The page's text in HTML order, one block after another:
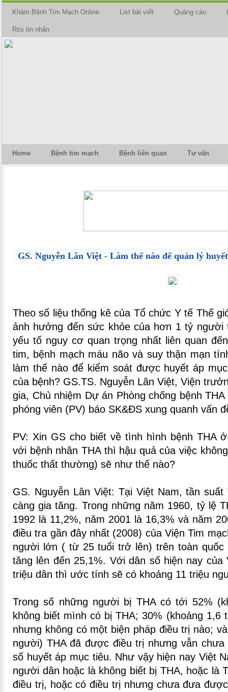
Khám Bệnh Tim Mạch Online List bài viết Quảng cáo
Rss tin nhắn
Home Bệnh tim mạch Bệnh liên quan Tư vấn
GS. Nguyễn Lân Việt - Làm thế nào để quản lý
Theo số liệu thống kê của Tổ chức Y tế Thế
ảnh hưởng đến sức khỏe của hơn 1 tỷ người
yếu tố nguy cơ quan trọng nhất liên quan
tim, bệnh mạch máu não và suy thận mạn
làm thế nào để kiểm soát được huyết áp
của bệnh? GS.TS. Nguyễn Lân Việt, Viện
gia, Chủ nhiệm Dự án Phòng chống bệnh
phóng viên (PV) báo SK&ĐS xung quanh vấn
PV: Xin GS cho biết về tình hình bệnh THA
với bệnh nhân THA thì hậu quả của việc
thuốc thất thường) sẽ như thế nào?
GS. Nguyễn Lân Việt: Tại Việt Nam, tần
càng gia tăng. Trong những năm 1960, tỷ lệ
1992 là 11,2%, năm 2001 là 16,3% và năm
điều tra gần đây nhất (2008) của Viện Tim
người lớn ( từ 25 tuổi trở lên) trên toàn quốc
tăng lên đến 25,1%. Với dân số hiện nay của
triệu dân thì ước tính sẽ có khoảng 11 triệu
Trong số những người bị THA có tới 52%
không biết mình có bị THA; 30% (khoảng 1,6
nhưng không có một biện pháp điều trị nào;
người) THA đã được điều trị nhưng vẫn
số huyết áp mục tiêu. Như vậy hiện nay Việt
người dân hoặc là không biết bị THA, hoặc là
điều trị, hoặc có điều trị nhưng chưa đưa